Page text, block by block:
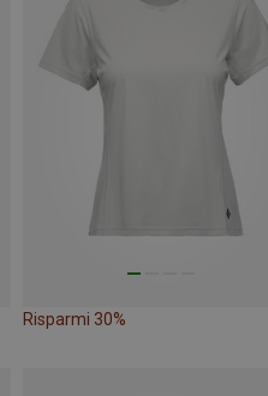
Risparmi 30%